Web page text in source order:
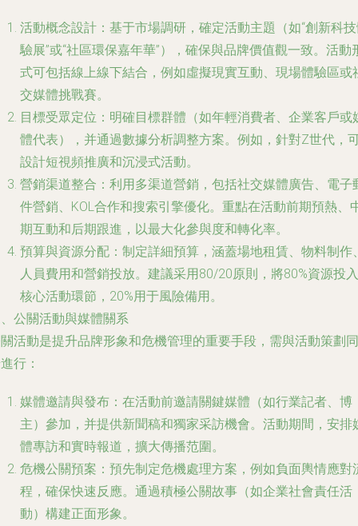
活動概念設計 ：基于市場調研，確定活動主題（如“創新科
驗展”或“社區環保嘉年華”），確保與品牌價值觀一致。活動
式可包括線上線下結合，例如虛擬現實互動、現場體驗區或
交媒體挑戰賽。
目標受眾定位 ：明確目標群體（如年輕消費者、企業客戶或
體代表），并通過數據分析調整方案。例如，針對Z世代，
設計短視頻推廣和沉浸式活動。
營銷渠道整合 ：利用多渠道營銷，包括社交媒體廣告、電子
件營銷、KOL合作和搜索引擎優化。重點在活動前期預熱、
期互動和后期跟進，以最大化參與度和轉化率。
預算與資源分配 ：制定詳細預算，涵蓋場地租賃、物料制作
人員費用和營銷投放。建議采用80/20原則，將80%資源投入
核心活動環節，20%用于風險備用。
公關活動與媒體關系
活動是提升品牌形象和危機管理的重要手段，需與活動策劃同
行：
媒體邀請與發布 ：在活動前邀請關鍵媒體（如行業記者、博
主）參加，并提供新聞稿和獨家采訪機會。活動期間，安排
體專訪和實時報道，擴大傳播范圍。
危機公關預案 ：預先制定危機處理方案，例如負面輿情應對
程，確保快速反應。通過積極公關故事（如企業社會責任活
動）構建正面形象。